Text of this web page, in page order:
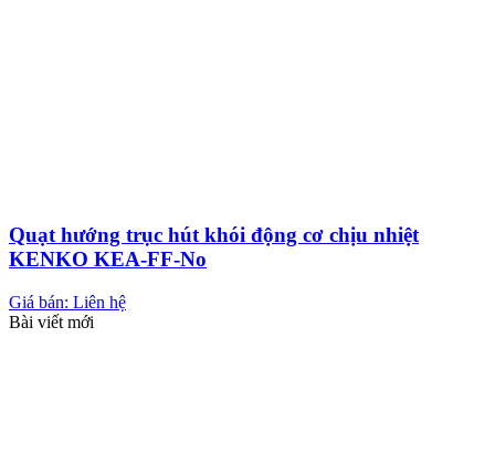
Quạt hướng trục hút khói động cơ chịu nhiệt
KENKO KEA-FF-No
Giá bán: Liên hệ
Bài viết mới